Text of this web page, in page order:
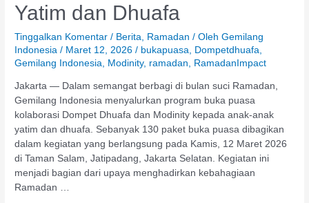
Yatim dan Dhuafa
Tinggalkan Komentar / Berita Ramadan / OlehGemilang
Indonesia/ Maret 12, 2026/ bukapuasa Dompetdhuafa
Gemilang Indonesia
Modinity, ramadan RamadanImpact
Jakarta — Dalam semangat berbagi di bulan suci Ramadan,
Gemilang Indonesia menyalurkan program buka puasa
kolaborasi Dompet Dhuafa dan Modinity kepada anak-anak
yatim dan dhuafa. Sebanyak 130 paket buka puasa dibagikan
dalam kegiatan yang berlangsung pada Kamis, 12 Maret 2026
di Taman Salam, Jatipadang, Jakarta Selatan. Kegiatan ini
menjadi bagian dari upaya menghadirkan kebahagiaan
Ramadan …